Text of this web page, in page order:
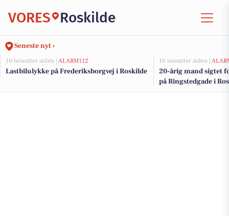
VORES Roskilde
Seneste nyt ›
10 minutter siden | ALARM112
Lastbilulykke på Frederiksborgvej i Roskilde
10 minutter siden |
20-årig mand sigtet
på Ringstedgade i